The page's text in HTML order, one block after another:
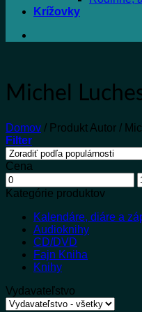
Krížovky
Michel
Domov / Produkt Autor /
Filter
Cena
Minimálna
cena
Kategórie produktov
Kalendáre, diáre a
Audioknihy
CD/DVD
Fajn Kniha
Knihy
Vydavateľstvo